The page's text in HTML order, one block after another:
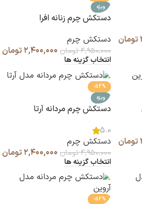
تومان
ویژه
دستکش چرم زنانه افرا
دستکش چرم
۴,۹۵۰,۰۰۰تومان ۲,۴۰۰,۰۰۰تومان
انتخاب گزینه ها
تومان
-52%
ویژه
دستکش چرم مردانه آرتا
5.0
دستکش چرم
۴,۹۵۰,۰۰۰تومان ۲,۴۰۰,۰۰۰تومان
انتخاب گزینه ها
-52%